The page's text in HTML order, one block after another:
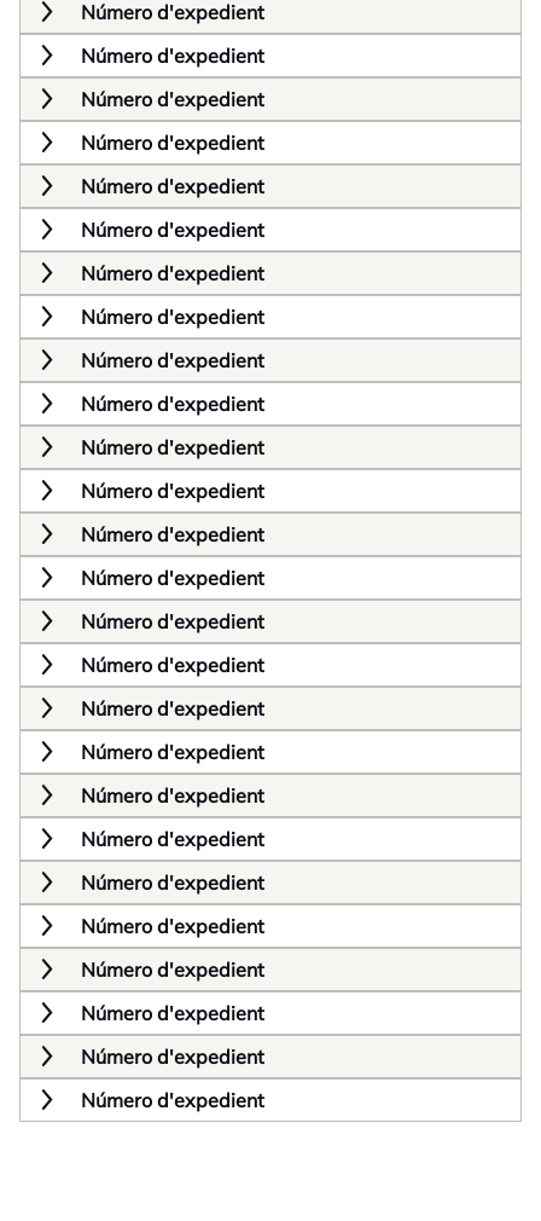
Número d'expedient
Número d'expedient
Número d'expedient
Número d'expedient
Número d'expedient
Número d'expedient
Número d'expedient
Número d'expedient
Número d'expedient
Número d'expedient
Número d'expedient
Número d'expedient
Número d'expedient
Número d'expedient
Número d'expedient
Número d'expedient
Número d'expedient
Número d'expedient
Número d'expedient
Número d'expedient
Número d'expedient
Número d'expedient
Número d'expedient
Número d'expedient
Número d'expedient
Número d'expedient